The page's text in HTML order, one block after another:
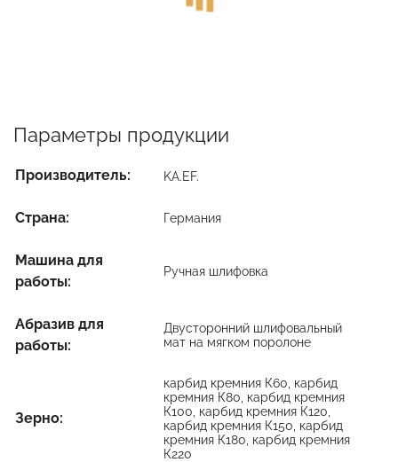
Параметры продукции
Производитель: KA.EF.
Страна: Германия
Машина для
работы:
Ручная шлифовка
Абразив для
работы:
Двусторонний шлифовальный
мат на мягком поролоне
Зерно:
карбид кремния К60, карбид
кремния К80, карбид кремния
К100, карбид кремния К120,
карбид кремния К150, карбид
кремния К180, карбид кремния
К220